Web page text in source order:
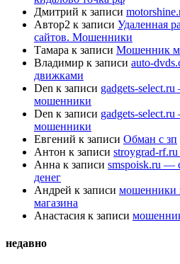
Дмитрий к записи
Автор2 к записи Удаленная
сайтов. Мошенники
Тамара к записи Мошенник
Владимир к записи auto-
движками
Den к записи gadgets-
мошенники
Den к записи gadgets-
мошенники
Евгений к записи Обман с зп
Антон к записи stroygrad-
Анна к записи smspoisk.ru —
денег
Андрей к записи мошенники
магазина
Анастасия к записи
недавно